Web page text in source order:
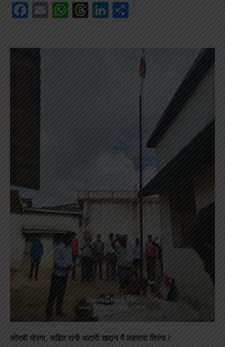
Facebook
EmailWhatsApp
Threads
LinkedIn
कोरबी मोरगा, सहित रानी अटारी खदान में लहराया तिरंगा !